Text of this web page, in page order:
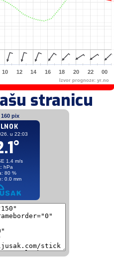
Izvor prognoze: yr.no
10 12 14 16 18 20 22 00
stranicu
160 pix